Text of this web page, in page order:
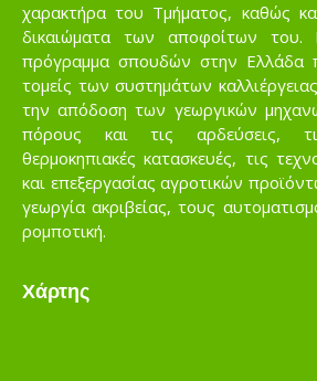
χαρακτήρα του Τμήματος, καθώς
δικαιώματα των αποφοίτων του.
πρόγραμμα σπουδών στην Ελλάδα
τομείς των συστημάτων
την απόδοση των γεωργικών
πόρους και τις αρδεύσεις,
θερμοκηπιακές κατασκευές, τις
και επεξεργασίας αγροτικών
γεωργία ακριβείας, τους
ρομποτική.
Χάρτης